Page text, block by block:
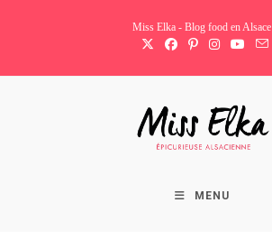
Miss Elka - Blog food en Alsace
MENU